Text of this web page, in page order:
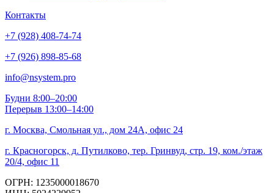
Контакты
+7 (928) 408-74-74
+7 (926) 898-85-68
info@nsystem.pro
Будни 8:00–20:00
Перерыв 13:00–14:00
г. Москва, Смольная ул., дом 24А, офис 24
г. Красногорск, д. Путилково, тер. Гринвуд, стр. 19, ком./этаж
20/4, офис 11
ОГРН: 1235000018670